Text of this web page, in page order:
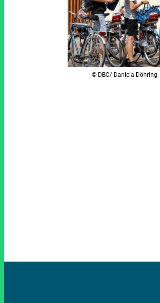
© DBC/ Daniela Döhring